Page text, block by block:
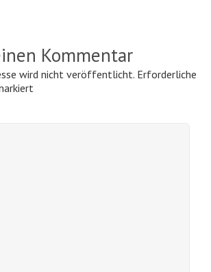
Kommentar
wird nicht veröffentlicht. Erforderliche